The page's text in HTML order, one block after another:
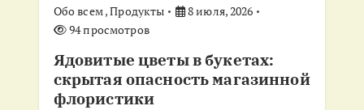
Обо всем,Продукты
8 июля, 2026
94 просмотров
Ядовитые цветы в букетах:
скрытая опасность магазинной
флористики